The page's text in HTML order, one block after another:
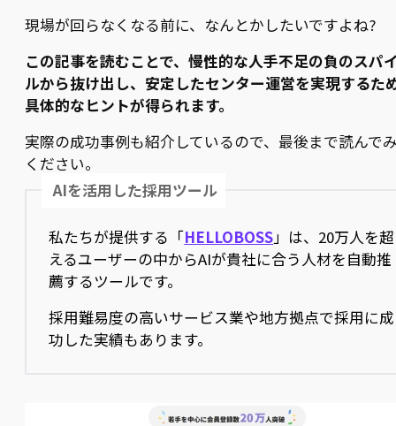
現場が回らなくなる前に、なんとかしたいですよね?
この記事を読むことで、慢性的な人手不足の負のスパ
ルから抜け出し、安定したセンター運営を実現するた
具体的なヒントが得られます。
実際の成功事例も紹介しているので、最後まで読んで
ください。
AIを活用した採用ツール
私たちが提供する「HELLOBOSS」は、20万人を超
えるユーザーの中からAIが貴社に合う人材を自動推
薦するツールです。
採用難易度の高いサービス業や地方拠点で採用に成
功した実績もあります。